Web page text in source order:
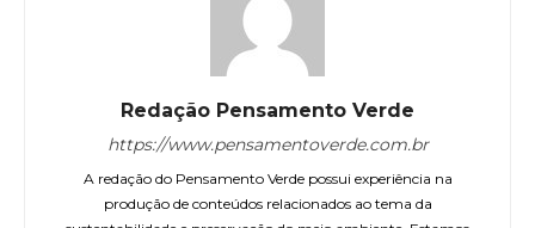
Redação Pensamento Verde
https://www.pensamentoverde.com.br
A redação do Pensamento Verde possui experiência na
produção de conteúdos relacionados ao tema da